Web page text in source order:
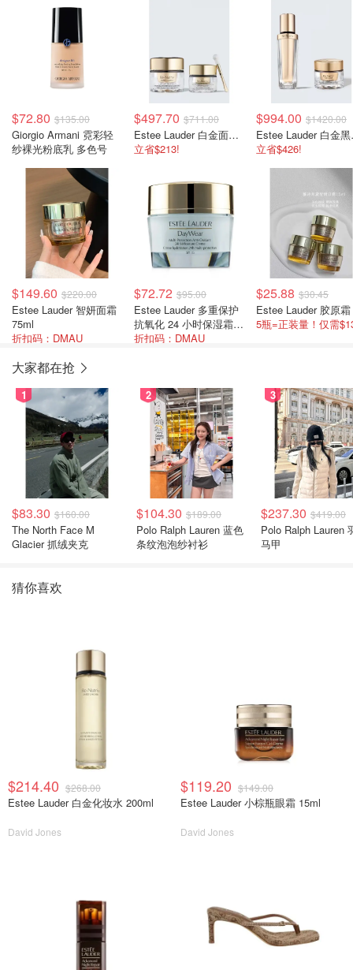
$72.80 $135.00
Giorgio Armani 霓彩轻
纱裸光粉底乳 多色号
$497.70 $711.00
Estee Lauder 白金面霜+眼霜套装
立省$213!
$994.00 $1420.00
立省$426!
$149.60 $220.00
Estee Lauder 智妍面霜
75ml
折扣码：DMAU
$72.72 $95.00
Estee Lauder 多重保护
抗氧化 24 小时保湿霜
SPF 15 50ml/1.7oz
折扣码：DMAU
$25.88 $30.45
5瓶=正装量！仅需
大家都在抢
1
$83.30 $160.00
The North Face M
Glacier 抓绒夹克
2
$104.30 $189.00
Polo Ralph Lauren 蓝色
条纹泡泡纱衬衫
3
$237.30 $419.00
Polo Ralph Lauren
马甲
猜你喜欢
$214.40 $268.00
Estee Lauder 白金化妆水 200ml
David Jones
$119.20 $149.00
Estee Lauder 小棕瓶眼霜 15ml
David Jones